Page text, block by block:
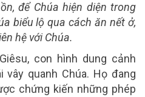
để Chúa hiện diện trong
biểu lộ qua cách ăn nết ở,
hệ với Chúa.
con hình dung cảnh
quanh Chúa. Họ đang
chứng kiến những phép